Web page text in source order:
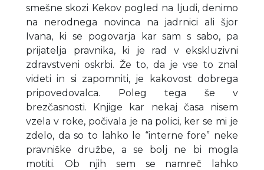
smešne skozi Kekov pogled na ljudi, denimo
na nerodnega novinca na jadrnici ali šjor
Ivana, ki se pogovarja kar sam s sabo, pa
prijatelja pravnika, ki je rad v ekskluzivni
zdravstveni oskrbi. Že to, da je vse to znal
videti in si zapomniti, je kakovost dobrega
pripovedovalca. Poleg tega še v
brezčasnosti. Knjige kar nekaj časa nisem
vzela v roke, počivala je na polici, ker se mi je
zdelo, da so to lahko le “interne fore” neke
pravniške družbe, a se bolj ne bi mogla
motiti. Ob njih sem se namreč lahko